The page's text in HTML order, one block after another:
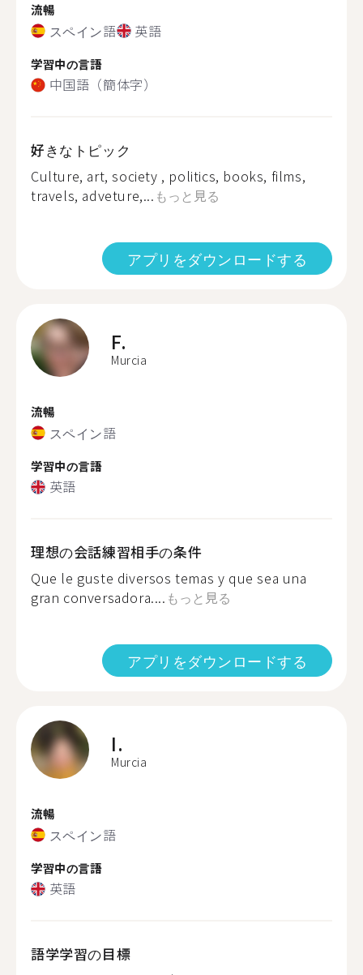
流暢
スペイン語 英語
学習中の言語
中国語（簡体字）
好きなトピック
Culture, art, society , politics, books, films,
travels, adveture,... もっと見る
アプリをダウンロードする
F.
Murcia
流暢
スペイン語
学習中の言語
英語
理想の会話練習相手の条件
Que le guste diversos temas y que sea una
gran conversadora.... もっと見る
アプリをダウンロードする
I.
Murcia
流暢
スペイン語
学習中の言語
英語
語学学習の目標